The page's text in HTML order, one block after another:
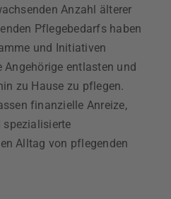
Anzahl älterer
Pflegebedarfs haben
und Initiativen
entlasten und
zu Hause zu pflegen.
finanzielle Anreize,
spezialisierte
Alltag von pflegenden